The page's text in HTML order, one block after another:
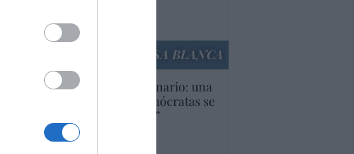
Artículos anteriores
LA CASA BLANCA
EEUU. Inquietante escenario: una
tercera parte de los demócratas se
define como “socialista”
por Ignacio Aguirre